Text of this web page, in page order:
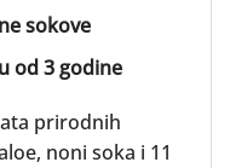
sokove
od 3 godine
prirodnih
noni soka i 11